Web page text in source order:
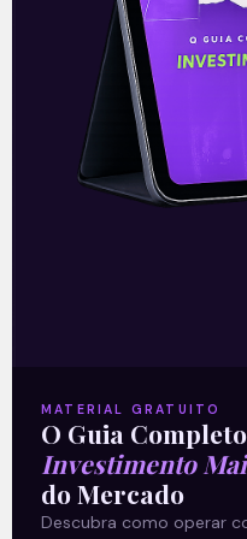
Hypera
medicamentos,
Leia mais
MATERIAL GRATUITO
O Guia
Investimento
do Mercado
Descubra como operar